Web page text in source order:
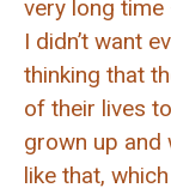
very long
I didn’t want
thinking that
of their lives
grown up
like that,